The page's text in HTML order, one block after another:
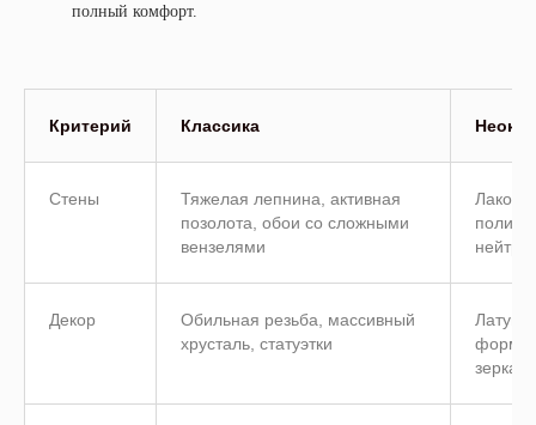
полный комфорт.
Критерий Классика
Стены
Тяжелая лепнина, активная
позолота, обои со сложными
вензелями
Декор
Обильная резьба, массивный
хрусталь, статуэтки
формы,
зеркала